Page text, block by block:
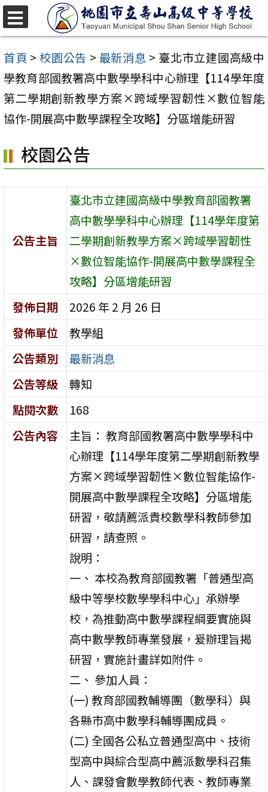
跳
至
主
要
內
容
首頁 > 校園公告 > 最新消息 > 臺北市立建國高級中
學教育部國教署高中數學學科中心辦理【114學年度
第二學期創新教學方案×跨域學習韌性×數位智能
協作-開展高中數學課程全攻略】分區增能研習
校園公告
公告主旨
臺北市立建國高級中學教育部國教署
高中數學學科中心辦理【114學年度第
二學期創新教學方案×跨域學習韌性
×數位智能協作-開展高中數學課程全
攻略】分區增能研習
發佈日期
2026 年 2 月 26 日
發佈單位
教學組
公告類別
最新消息
公告等級
轉知
點閱次數
168
公告內容
主旨： 教育部國教署高中數學學科中
心辦理【114學年度第二學期創新教學
方案×跨域學習韌性×數位智能協作-
開展高中數學課程全攻略】分區增能
研習，敬請薦派貴校數學科教師參加
研習，請查照。
說明：
一、 本校為教育部國教署「普通型高
級中等學校數學學科中心」承辦學
校，為推動高中數學課程綱要實施與
高中數學教師專業發展，爰辦理旨揭
研習，實施計畫詳如附件。
二、 參加人員：
(一) 教育部國教輔導團（數學科）與
各縣市高中數學科輔導團成員。
(二) 全國各公私立普通型高中、技術
型高中與綜合型高中薦派數學科召集
人、課發會數學教師代表、教師專業
選
單